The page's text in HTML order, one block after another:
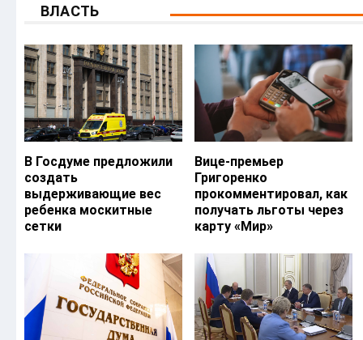
ВЛАСТЬ
В Госдуме предложили
создать
выдерживающие вес
ребенка москитные
сетки
Вице-премьер
Григоренко
прокомментировал, как
получать льготы через
карту «Мир»